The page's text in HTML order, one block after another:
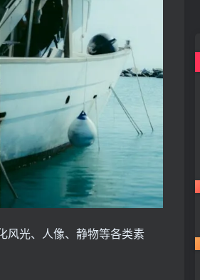
风光、人像、静物等各类素